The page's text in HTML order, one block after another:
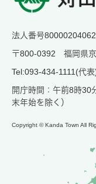
法人番号
〒800-0392 福岡県京
Tel:093-434-1111(代表
開庁時間：午前8時30
末年始を除く）
Copyright © Kanda Town All